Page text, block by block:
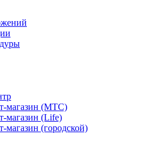
магазин (МТС)
магазин (Life)
магазин (городской)